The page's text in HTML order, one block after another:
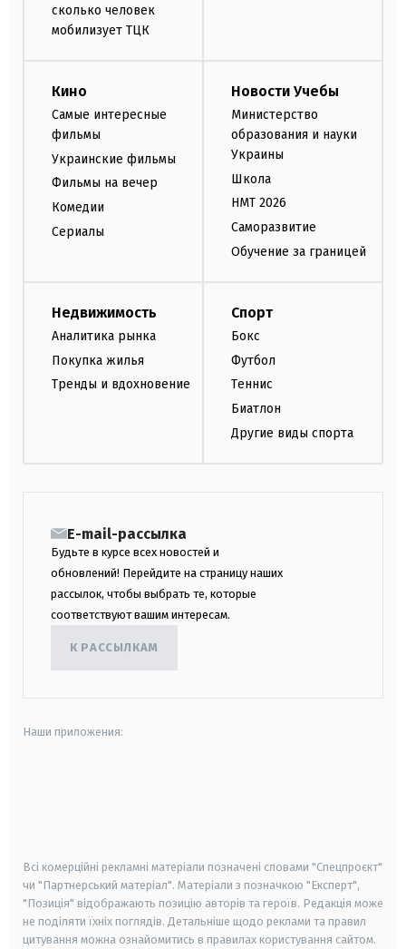
сколько человек
мобилизует ТЦК
Кино
Самые интересные
фильмы
Украинские фильмы
Фильмы на вечер
Комедии
Сериалы
Новости Учебы
Министерство
образования и науки
Украины
Школа
НМТ 2026
Саморазвитие
Обучение за границей
Недвижимость
Аналитика рынка
Покупка жилья
Тренды и вдохновение
Спорт
Бокс
Футбол
Теннис
Биатлон
Другие виды спорта
E-mail-рассылка
Будьте в курсе всех новостей и
обновлений! Перейдите на страницу наших
рассылок, чтобы выбрать те, которые
соответствуют вашим интересам.
К РАССЫЛКАМ
Наши приложения:
Всі комерційні рекламні матеріали позначені словами "Спецпроєкт"
чи "Партнерський матеріал". Матеріали з позначкою "Експерт",
"Позиція" відображають позицію авторів та героїв. Редакція може
не поділяти їхніх поглядів. Детальніше щодо реклами та правил
цитування можна ознайомитись в правилах користування сайтом.